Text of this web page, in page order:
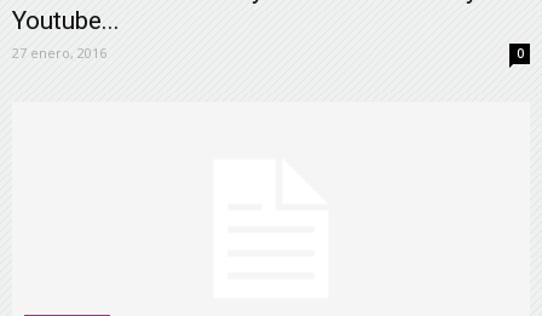
Youtube...
27 enero, 2016 0